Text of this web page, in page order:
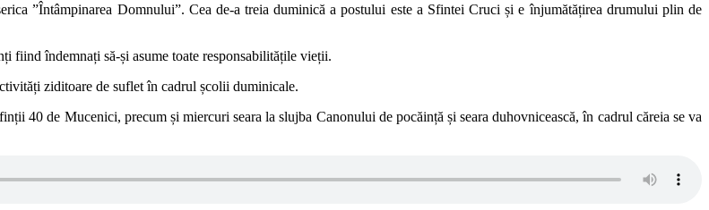
”Întâmpinarea Domnului”. Cea de-a treia duminică a postului este a Sfintei Cruci și e înjumătățirea drumului plin de
fiind îndemnați să-și asume toate responsabilitățile vieții.
ziditoare de suflet în cadrul școlii duminicale.
40 de Mucenici, precum și miercuri seara la slujba Canonului de pocăință și seara duhovnicească, în cadrul căreia se va